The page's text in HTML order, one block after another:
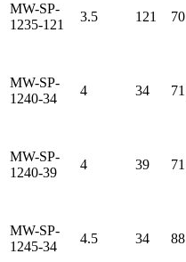
MW-SP-
1235-121
3.5 121 70
MW-SP-
1240-34
4 34 71
MW-SP-
1240-39
4 39 71
MW-SP-
1245-34
4.5 34 88